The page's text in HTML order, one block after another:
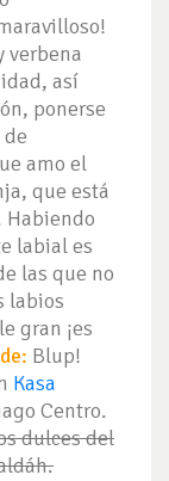
verbena
así
ponerse
amo el
que está
labial es
las que no
labios
gran ¡es
Blup!
Kasa
Centro.
dulces del